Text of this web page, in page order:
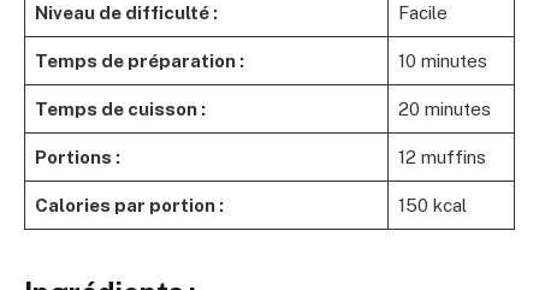
Niveau de difficulté : Facile
Temps de préparation : 10 minutes
Temps de cuisson : 20 minutes
Portions : 12 muffins
Calories par portion : 150 kcal